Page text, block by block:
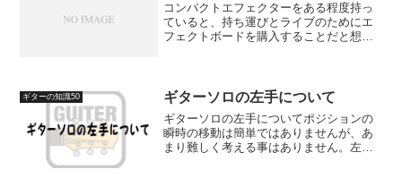
コンパクトエフェクターをある程度持っ
ていると、持ち運びとライブのためにエ
フェクトボードを購入することだと想い
たことを紹介します。【エ...
ギターの知識50 ギターソロの左手について
ギターソロの左手についてポジションの
瞬時の移動は簡単ではありませんが、あ
まり難しく考える事はありません。左手